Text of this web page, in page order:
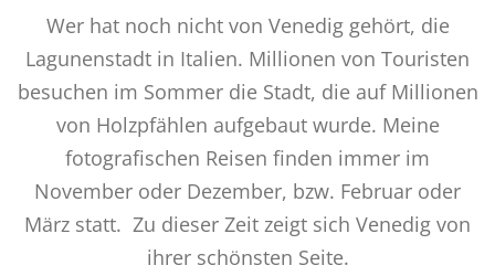
Wer hat noch nicht von Venedig gehört, die
Lagunenstadt in Italien. Millionen von Touristen
besuchen im Sommer die Stadt, die auf Millionen
von Holzpfählen aufgebaut wurde. Meine
fotografischen Reisen finden immer im
November oder Dezember, bzw. Februar oder
März statt. Zu dieser Zeit zeigt sich Venedig von
ihrer schönsten Seite.